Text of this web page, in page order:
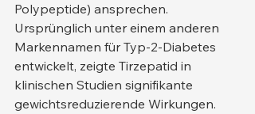
Polypeptide) ansprechen.
Ursprünglich unter einem anderen
Markennamen für Typ-2-Diabetes
entwickelt, zeigte Tirzepatid in
klinischen Studien signifikante
gewichtsreduzierende Wirkungen.